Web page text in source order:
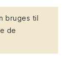
bruges til
de